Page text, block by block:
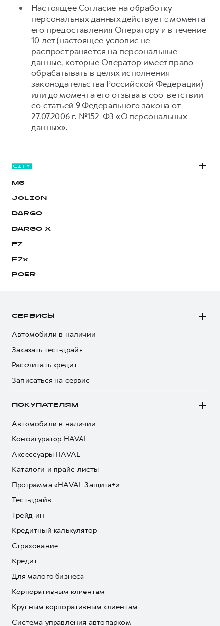
Настоящее Согласие на обработку
персональных данных действует с момента
его предоставления Оператору и в течение
10 лет (настоящее условие не
распространяется на персональные
данные, которые Оператор имеет право
обрабатывать в целях исполнения
законодательства Российской Федерации)
или до момента его отзыва в соответствии
со статьей 9 Федерального закона от
27.07.2006 г. №152-ФЗ «О персональных
данных».
M6
JOLION
DARGO
DARGO Х
F7
F7x
POER
СЕРВИСЫ
Автомобили в наличии
Заказать тест-драйв
Рассчитать кредит
Записаться на сервис
ПОКУПАТЕЛЯМ
Автомобили в наличии
Конфигуратор HAVAL
Аксессуары HAVAL
Каталоги и прайс-листы
Программа «HAVAL Защита+»
Тест-драйв
Трейд-ин
Кредитный калькулятор
Страхование
Кредит
Для малого бизнеса
Корпоративным клиентам
Крупным корпоративным клиентам
Система управления автопарком